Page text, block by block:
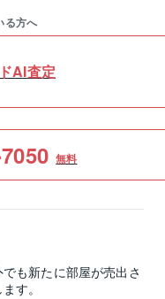
る方へ
AI査定
無料
も新たに部屋が売出さ
す。